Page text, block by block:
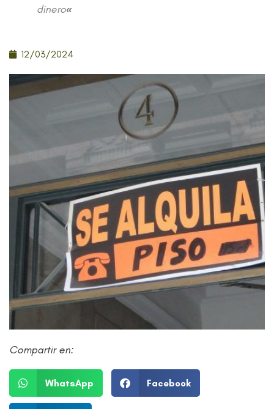
dinero«
12/03/2024
Compartir en:
WhatsApp Facebook